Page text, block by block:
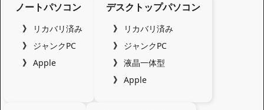
ノートパソコン
リカバリ済み
ジャンクPC
Apple
デスクトップパソコン
リカバリ済み
ジャンクPC
液晶一体型
Apple